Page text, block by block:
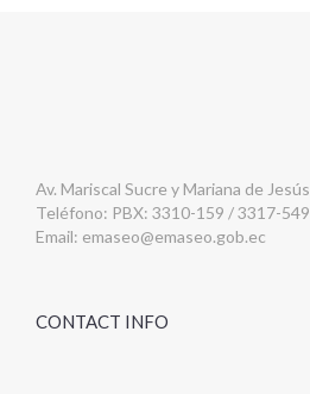
Av. Mariscal Sucre y Mariana de Jesús
Teléfono: PBX: 3310-159 / 3317-549
Email: emaseo@emaseo.gob.ec
CONTACT INFO